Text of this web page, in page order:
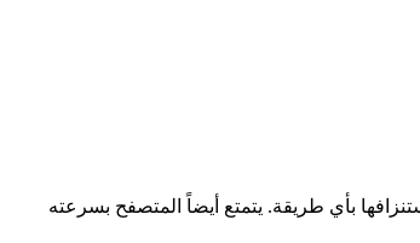
بأي طريقة. يتمتع أيضاً المتصفح بسرعته